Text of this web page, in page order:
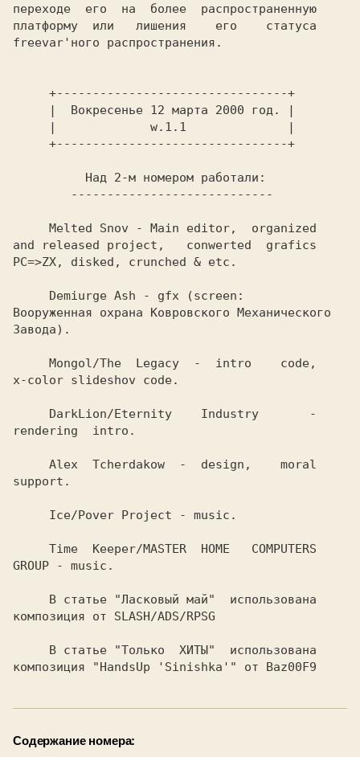
переходе  его  на  более  распространенную
платформу  или   лишения    его    статуса
freevar'ного распространения.
Melted Snov
- Main editor,  organized
and released project,   conwerted  grafics
PC=>ZX, disked, crunched & etc.
Вооруженная охрана Ковровского Механического
Завода).
  Mongol/The  Legacy
-  intro    code,
х-color slideshov code.
  DarkLion/Eternity    Industry
     -
rendering  intro.
Alex  Tcherdakow
-  design,    moral
support.
Ice/Pover Project - music.
Time  Keeper/MASTER  НОМЕ   COMPUTERS
GROUP - music.
В статье "Ласковый май"  использована
В статье "Только  ХИТЫ"  использована
Содержание номера: